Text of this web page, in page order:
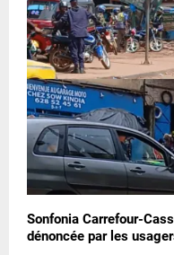
Sonfonia Carrefour-
dénoncée par les